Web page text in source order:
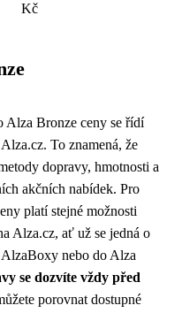
Kč
Alza Bronze ceny se řídí
To znamená, že
dopravy, hmotnosti a
akčních nabídek. Pro
platí stejné možnosti
Alza.cz, ať už se jedná o
nebo do Alza
se dozvíte vždy před
porovnat dostupné